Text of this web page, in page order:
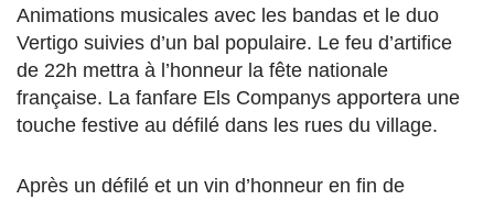
Animations musicales avec les bandas et le duo
Vertigo suivies d’un bal populaire. Le feu d’artifice
de 22h mettra à l’honneur la fête nationale
française. La fanfare Els Companys apportera une
touche festive au défilé dans les rues du village.
Après un défilé et un vin d’honneur en fin de